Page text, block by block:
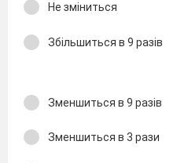
Не зміниться
Збільшиться в 9 разів
Зменшиться в 9 разів
Зменшиться в 3 рази